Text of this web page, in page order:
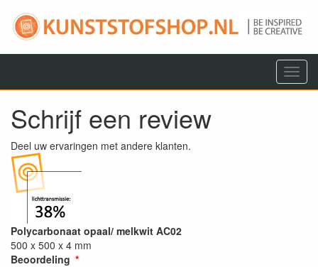
Menu
Schrijf een review
Deel uw ervaringen met andere klanten.
Polycarbonaat opaal/ melkwit AC02
500 x 500 x 4 mm
Beoordeling